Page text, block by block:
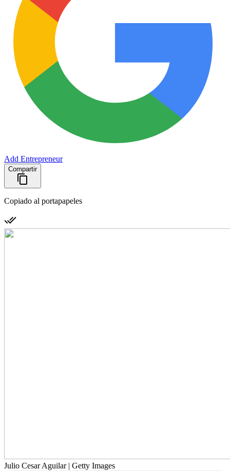
Add Entrepreneur
Compartir
Copiado al portapapeles
Julio Cesar Aguilar | Getty Images